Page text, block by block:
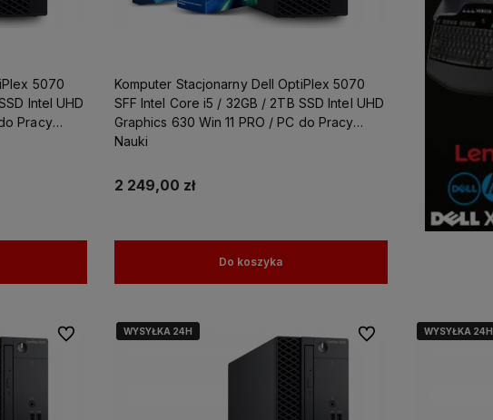
5070
Intel UHD
Pracy
Komputer Stacjonarny Dell OptiPlex 5070
SFF Intel Core i5 / 32GB / 2TB SSD Intel UHD
Graphics 630 Win 11 PRO / PC do Pracy
Nauki
2 249,00 zł
Do koszyka
Do ulubionychWYSYŁKA 24H
WYSYŁKA 24H Do ulubionychWYSYŁKA 24H
WYSYŁKA 24H